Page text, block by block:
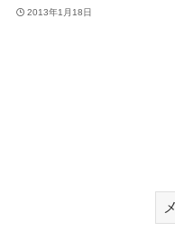
2013年1月18日